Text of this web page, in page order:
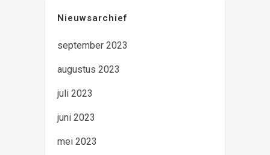
Nieuwsarchief
september 2023
augustus 2023
juli 2023
juni 2023
mei 2023